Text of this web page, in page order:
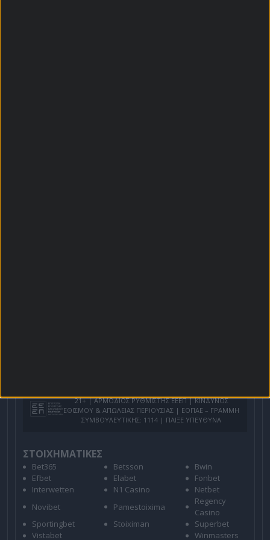
21+ | ΑΡΜΟΔΙΟΣ ΡΥΘΜΙΣΤΗΣ ΕΕΕΠ | ΚΙΝΔΥΝΟΣ
ΕΘΙΣΜΟΥ & ΑΠΩΛΕΙΑΣ ΠΕΡΙΟΥΣΙΑΣ | ΕΟΠΑΕ – ΓΡΑΜΜΗ
ΣΥΜΒΟΥΛΕΥΤΙΚΗΣ: 1114 | ΠΑΙΞΕ ΥΠΕΥΘΥΝΑ
ΣΤΟΙΧΗΜΑΤΙΚΕΣ
Bet365 Betsson
Bwin
Efbet
Elabet
Fonbet
Interwetten
N1 Casino
Netbet
Novibet
Pamestoixima
Regency
Casino
Sportingbet
Stoiximan
Superbet
Vistabet
Winmasters